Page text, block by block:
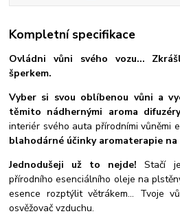
Kompletní specifikace
Ovládni vůni svého vozu...
šperkem.
Vyber si svou oblíbenou vůni a
těmito nádhernými aroma difuzéry
interiér svého auta přírodními vůněmi
blahodárné účinky aromaterapie na
Jednodušeji už to nejde!Stačí
přírodního esenciálního oleje na
esence rozptýlit větrákem... Tvoje
osvěžovač vzduchu.